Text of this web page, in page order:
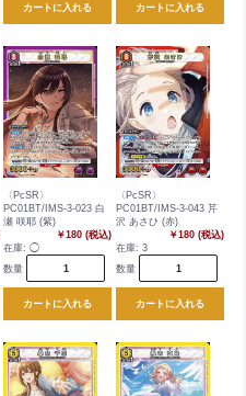
カートに入れる カートに入れる
〈PcSR〉
PC01BT/IMS-3-023 白
瀬 咲耶 (紫)
￥180 (税込)
在庫: ◯
数量
カートに入れる
〈PcSR〉
PC01BT/IMS-3-043 芹
沢 あさひ (赤)
￥180 (税込)
在庫: 3
数量
カートに入れる